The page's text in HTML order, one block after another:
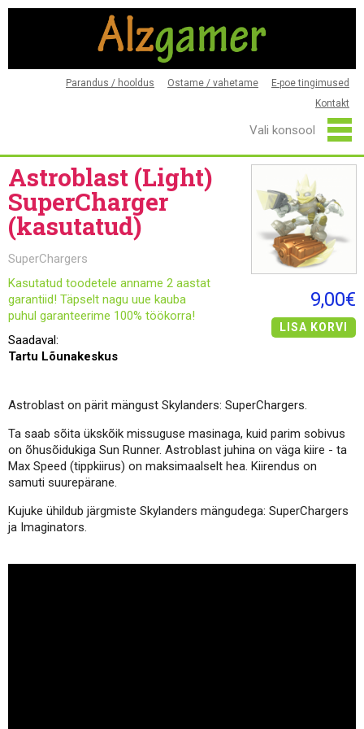
Parandus / hooldus Ostame / vahetame
E-poe tingimused
Kontakt
Astroblast (Light)
SuperCharger
(kasutatud)
SuperChargers
Kasutatud toodetele anname 2 aastat
garantiid! Täpselt nagu uue kauba
puhul garanteerime 100% töökorra!
Saadaval:
Tartu Lõunakeskus
9,00€
LISA KORVI
Astroblast on pärit mängust Skylanders: SuperChargers.
Ta saab sõita ükskõik missuguse masinaga, kuid parim sobivus
on õhusõidukiga Sun Runner. Astroblast juhina on väga kiire - ta
Max Speed (tippkiirus) on maksimaalselt hea. Kiirendus on
samuti suurepärane.
Kujuke ühildub järgmiste Skylanders mängudega: SuperChargers
ja Imaginators.